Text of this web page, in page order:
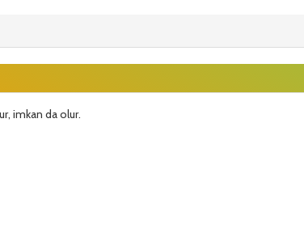
imkan da olur.